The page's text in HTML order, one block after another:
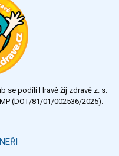
Všechny ankety
se podílí Hravě žij zdravě z. s.
(DOT/81/01/002536/2025).